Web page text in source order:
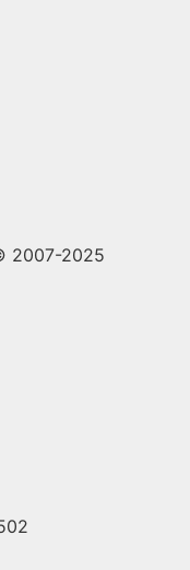
2007-2025